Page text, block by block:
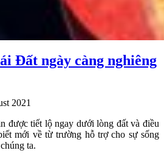
Đất ngày càng nghiêng
2021
được tiết lộ ngay dưới lòng đất và điều
mới về từ trường hỗ trợ cho sự sống
ta.